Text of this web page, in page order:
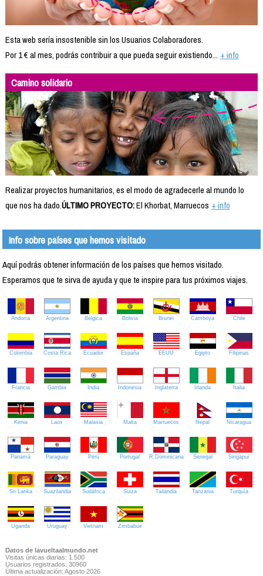
Esta web sería insostenible sin los Usuarios Colaboradores.
Por 1 € al mes, podrás contribuir a que pueda seguir existiendo... + info
Camino solidario
Realizar proyectos humanitarios, es el modo de agradecerle al mundo lo
que nos ha dado.ÚLTIMO PROYECTO:El Khorbat, Marruecos + info
Info sobre países que hemos visitado
Aquí podrás obtener información de los países que hemos visitado.
Esperamos que te sirva de ayuda y que te inspire para tus próximos viajes.
Andorra Argentina Bélgica Bolivia Brunei Camboya Chile
Colombia Costa Rica Ecuador España EEUU Egipto Filipinas
Francia Gambia India Indonesia Inglaterra Irlanda Italia
Kenia Laos Malasia Malta Marruecos Nepal Nicaragua
Panamá Paraguay Perú Portugal R.Dominicana Senegal Singapur
Sri Lanka Suazilandia Sudáfrica Suiza Tailandia Tanzania Turquía
Uganda Uruguay Vietnam Zimbabue
Datos de lavueltaalmundo.net
Visitas únicas diarias: 1.500
Usuarios registrados: 30960
Última actualización: Agosto 2026